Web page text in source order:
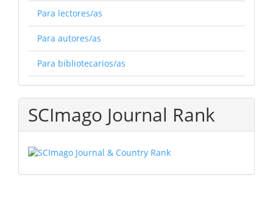
Para lectores/as
Para autores/as
Para bibliotecarios/as
SCImago Journal Rank